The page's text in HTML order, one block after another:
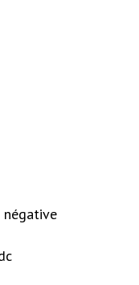
négative